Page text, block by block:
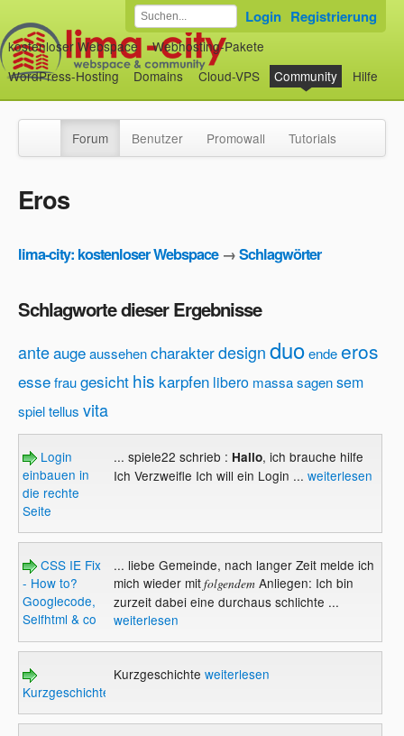
kostenloser Webspace
Webhosting-Pakete
WordPress-Hosting
Domains Cloud-VPS Community Hilfe
Login Registrierung
Forum Benutzer Promowall Tutorials
Eros
lima-city: kostenloser Webspace→Schlagwörter
Schlagworte dieser Ergebnisse
anteaugeaussehencharakterdesignduoendeeros
essefraugesicht his karpfen libero massasagensem
spieltellus vita
Login
einbauen in
die rechte
Seite
... spiele22 schrieb : Hallo, ich brauche hilfe
Ich Verzweifle Ich will ein Login ... weiterlesen
CSS IE Fix
- How to?
Googlecode,
Selfhtml & co
... liebe Gemeinde, nach langer Zeit melde ich
mich wieder mitfolgendemAnliegen: Ich bin
zurzeit dabei eine durchaus schlichte ...
weiterlesen
Kurzgeschichte
Kurzgeschichte weiterlesen